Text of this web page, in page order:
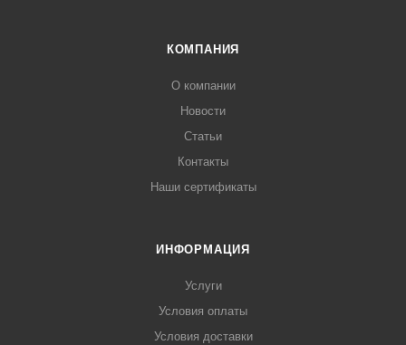
КОМПАНИЯ
О компании
Новости
Статьи
Контакты
Наши сертификаты
ИНФОРМАЦИЯ
Услуги
Условия оплаты
Условия доставки